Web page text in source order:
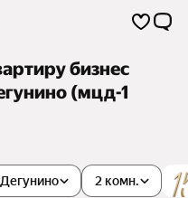
бизнес
(мцд-1
Дегунино 2 комн.